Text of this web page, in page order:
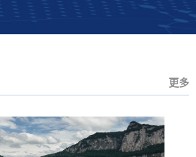
更多